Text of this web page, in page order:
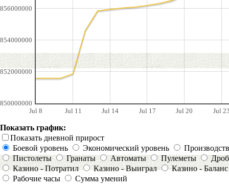
Jul 8 Jul 11 Jul 14 Jul 17 Jul 20 Jul
850000000
852000000
854000000
856000000
Показать график:
Показать дневной прирост
Боевой уровень
Экономический уровень
Пистолеты
Гранаты Автоматы Пулеметы
Казино - Потратил
Казино - Выиграл
Казино - Баланс
Рабочие часы
Сумма умений